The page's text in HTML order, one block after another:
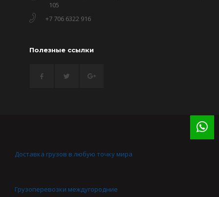
105
+7 706 6322 916
Полезные ссылки
Доставка грузов в любую точку мира
Грузоперевозки междугородние